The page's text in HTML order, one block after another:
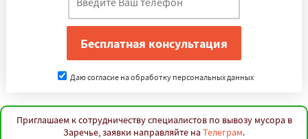
Даю согласие на обработку персональных данных
Приглашаем к сотрудничеству специалистов по вывозу мусора в
Заречье, заявки направляйте на Телеграм.